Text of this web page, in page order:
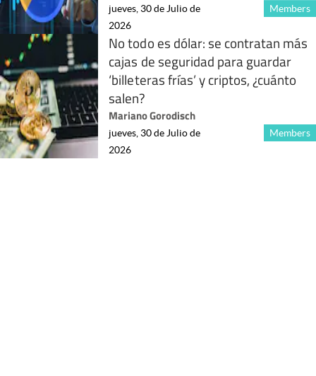
Members
jueves, 30 de Julio de
2026
No todo es dólar: se contratan más
cajas de seguridad para guardar
‘billeteras frías’ y criptos, ¿cuánto
salen?
Mariano Gorodisch
Members
jueves, 30 de Julio de
2026